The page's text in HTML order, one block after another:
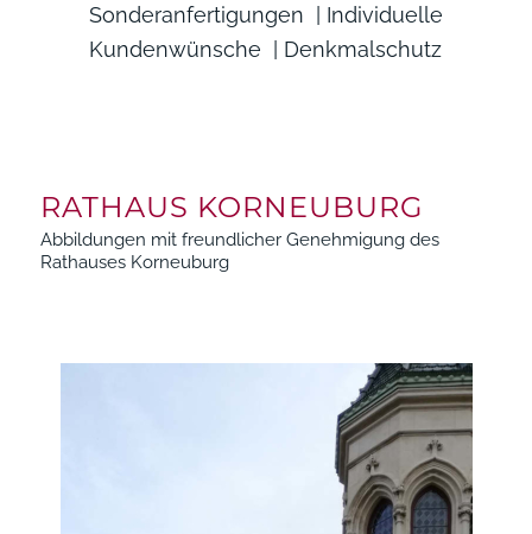
Sonderanfertigungen | Individuelle
Kundenwünsche | Denkmalschutz
RATHAUS KORNEUBURG
Abbildungen mit freundlicher Genehmigung des
Rathauses Korneuburg